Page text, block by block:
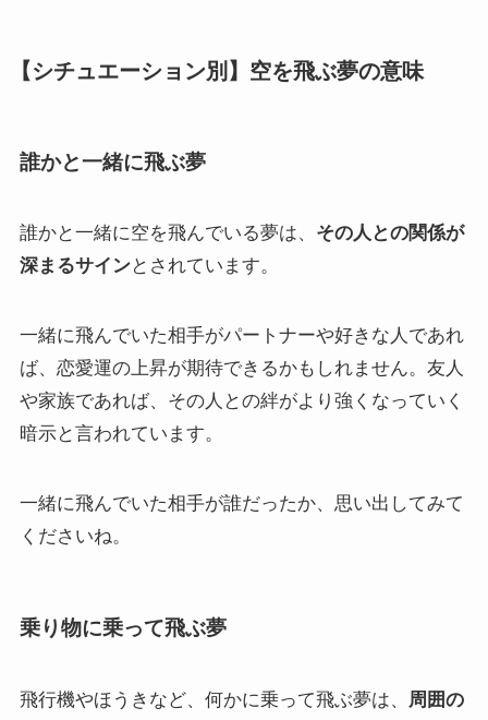
【シチュエーション別】空を飛ぶ夢の意味
誰かと一緒に飛ぶ夢
誰かと一緒に空を飛んでいる夢は、 その人との関係が
深まるサインとされています。
一緒に飛んでいた相手がパートナーや好きな人であれ
ば、恋愛運の上昇が期待できるかもしれません。友人
や家族であれば、その人との絆がより強くなっていく
暗示と言われています。
一緒に飛んでいた相手が誰だったか、思い出してみて
くださいね。
乗り物に乗って飛ぶ夢
飛行機やほうきなど、何かに乗って飛ぶ夢は、
周囲の